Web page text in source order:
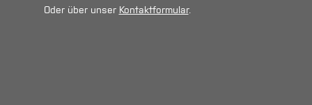
Oder über unser Kontaktformular.